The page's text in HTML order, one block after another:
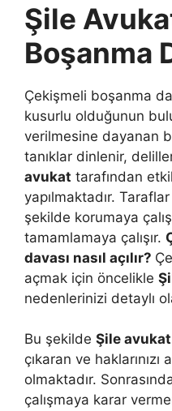
Şile
Boşanma
Çekişmeli boşanma
kusurlu olduğunun
verilmesine dayanan
tanıklar dinlenir,
avukat tarafından
yapılmaktadır.
şekilde korumaya
tamamlamaya çalışır.
davası nasıl açılır?
açmak için öncelikle
nedenlerinizi detaylı
Bu şekilde Şile avukat
çıkaran ve haklarınızı
olmaktadır.
çalışmaya karar